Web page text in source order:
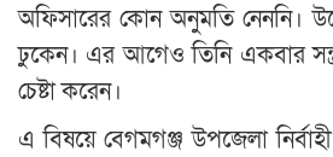
অফিসারের কোন অনুমতি নেননি।
ঢুকেন। এর আগেও তিনি একবার
চেষ্টা করেন।
এ বিষয়ে বেগমগঞ্জ উপজেলা